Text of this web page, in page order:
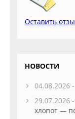
Оставить
НОВОСТИ
04.08.2026 -
29.07.2026 -
хлопот —